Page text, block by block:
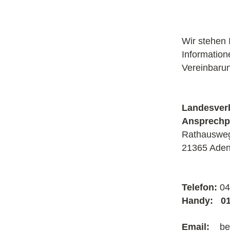
Wir stehen
21365
Telefon:
Handy:
Email: